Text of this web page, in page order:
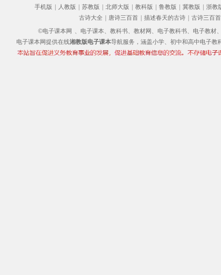
手机版 人教版 苏教版 北师大版 教科版 鲁教版 冀教版
浙教
古诗大全
唐诗三百首 描述春天的古诗
古诗三百首
©电子课本网 、电子课本、教科书、教材网、电子教科书、电子教材
电子课本网提供在线湘教版电子课本导航服务，涵盖小学、初中和高中电子